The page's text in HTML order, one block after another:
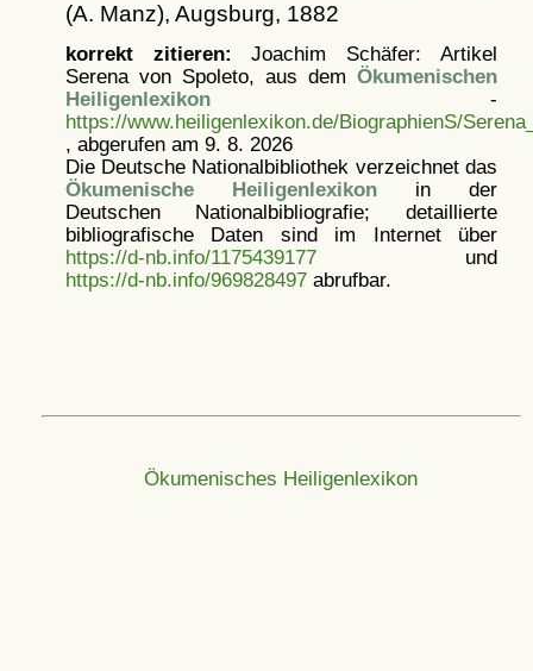
(A. Manz), Augsburg, 1882
korrekt zitieren: Joachim Schäfer: Artikel
Serena von Spoleto, aus dem Ökumenischen
Heiligenlexikon-
https://www.heiligenlexikon.de/BiographienS/
, abgerufen am 9. 8. 2026
Die Deutsche Nationalbibliothek verzeichnet das
Ökumenische Heiligenlexikonin der
Deutschen Nationalbibliografie; detaillierte
bibliografische Daten sind im Internet über
https://d-nb.info/1175439177und
https://d-nb.info/969828497abrufbar.
Ökumenisches Heiligenlexikon